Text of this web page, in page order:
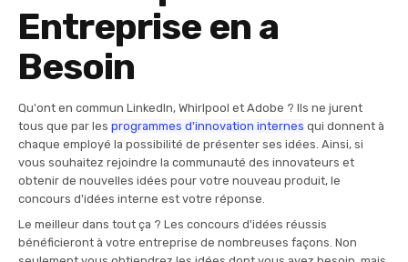
Entreprise en a
Besoin
Qu'ont en commun LinkedIn, Whirlpool et Adobe ? Ils ne jurent
tous que par les programmes d'innovation internes qui donnent à
chaque employé la possibilité de présenter ses idées. Ainsi, si
vous souhaitez rejoindre la communauté des innovateurs et
obtenir de nouvelles idées pour votre nouveau produit, le
concours d'idées interne est votre réponse.
Le meilleur dans tout ça ? Les concours d'idées réussis
bénéficieront à votre entreprise de nombreuses façons. Non